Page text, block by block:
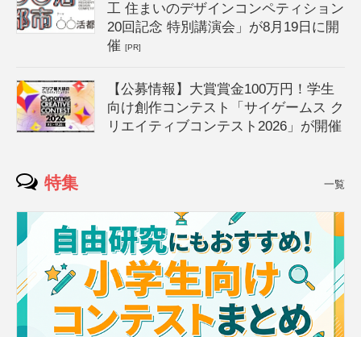
工 住まいのデザインコンペティション
20回記念 特別講演会」が8月19日に開
催[PR]
【公募情報】大賞賞金100万円！学生
向け創作コンテスト「サイゲームス ク
リエイティブコンテスト2026」が開催
特集 一覧